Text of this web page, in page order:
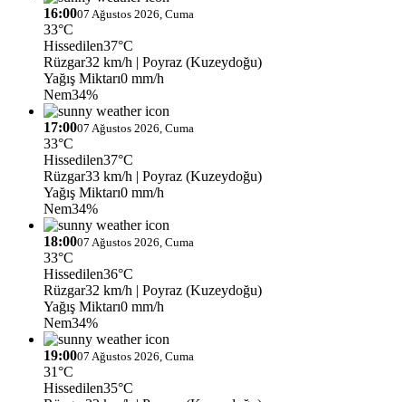
16:0007 Ağustos 2026, Cuma
33°C
Hissedilen37°C
Rüzgar32 km/h | Poyraz (Kuzeydoğu)
Yağış Miktarı0 mm/h
Nem34%
17:0007 Ağustos 2026, Cuma
33°C
Hissedilen37°C
Rüzgar33 km/h | Poyraz (Kuzeydoğu)
Yağış Miktarı0 mm/h
Nem34%
18:0007 Ağustos 2026, Cuma
33°C
Hissedilen36°C
Rüzgar32 km/h | Poyraz (Kuzeydoğu)
Yağış Miktarı0 mm/h
Nem34%
19:0007 Ağustos 2026, Cuma
31°C
Hissedilen35°C